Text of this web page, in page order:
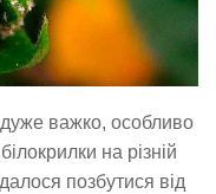
важко, особливо
на різній
позбутися від